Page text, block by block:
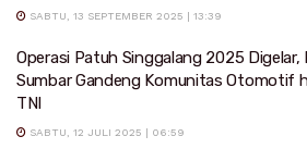
SABTU, 13 SEPTEMBER 2025 | 13:39
Operasi Patuh Singgalang 2025 Digelar,
Sumbar Gandeng Komunitas Otomotif
TNI
SABTU, 12 JULI 2025 | 06:59